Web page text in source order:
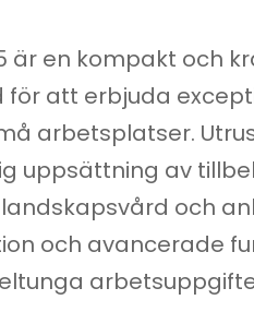
är en kompakt och
för att erbjuda
arbetsplatser.
uppsättning av
och
och avancerade